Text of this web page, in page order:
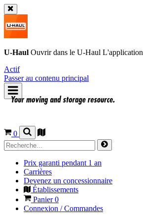
U-Haul Ouvrir dans le U-Haul L'application
Actif
Passer au contenu principal
0
Prix garanti pendant 1 an
Carrières
Devenez un concessionnaire
Établissements
Panier0
Connexion / Commandes